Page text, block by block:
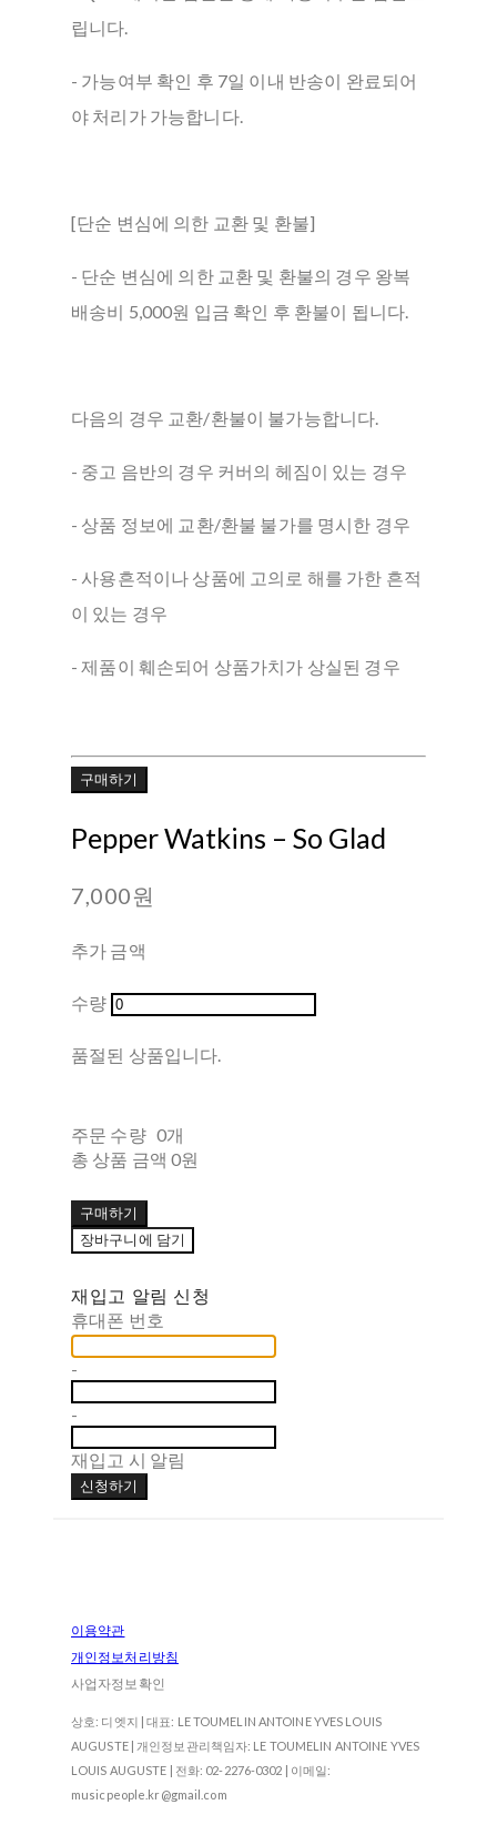
립니다.
- 가능여부 확인 후 7일 이내 반송이 완료되어
야 처리가 가능합니다.
[단순 변심에 의한 교환 및 환불]
- 단순 변심에 의한 교환 및 환불의 경우 왕복
배송비 5,000원 입금 확인 후 환불이 됩니다.
다음의 경우 교환/환불이 불가능합니다.
- 중고 음반의 경우 커버의 헤짐이 있는 경우
- 상품 정보에 교환/환불 불가를 명시한 경우
- 사용흔적이나 상품에 고의로 해를 가한 흔적
이 있는 경우
- 제품이 훼손되어 상품가치가 상실된 경우
구매하기
Pepper Watkins ‎– So Glad
7,000원
추가 금액
수량
품절된 상품입니다.
주문 수량 0개
총 상품 금액 0원
구매하기
장바구니에 담기
재입고 알림 신청
휴대폰 번호
-
-
재입고 시 알림
신청하기
이용약관
개인정보처리방침
사업자정보확인
상호: 디엣지 | 대표: LE TOUMELIN ANTOINE YVES LOUIS
AUGUSTE | 개인정보관리책임자: LE TOUMELIN ANTOINE YVES
LOUIS AUGUSTE | 전화: 02-2276-0302 | 이메일:
musicpeople.kr@gmail.com